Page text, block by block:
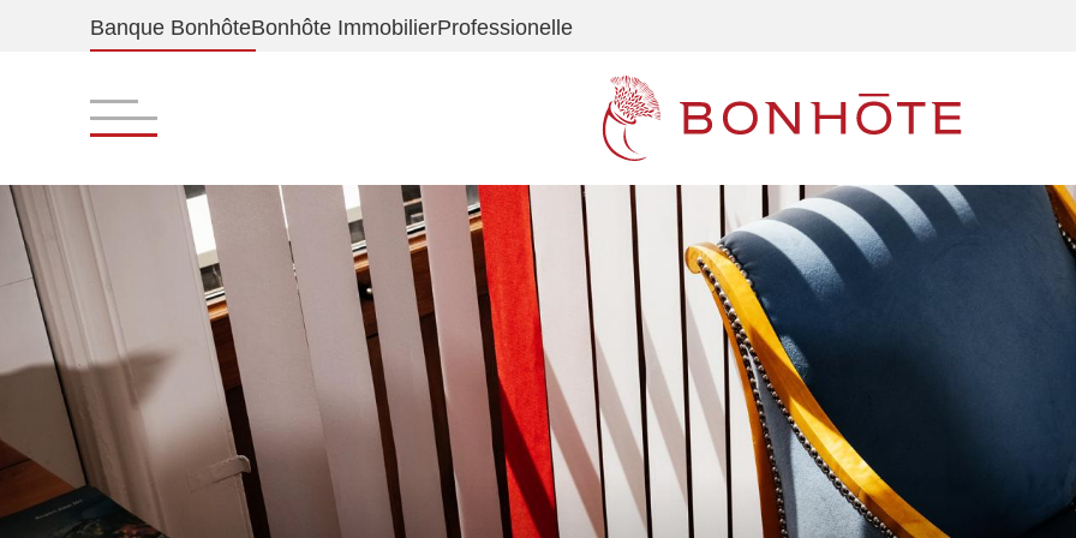
Banque BonhôteBonhôte ImmobilierProfessionelle
Navigation principale